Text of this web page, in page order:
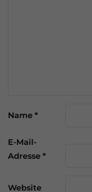
Name *
E-Mail-
Adresse *
Website